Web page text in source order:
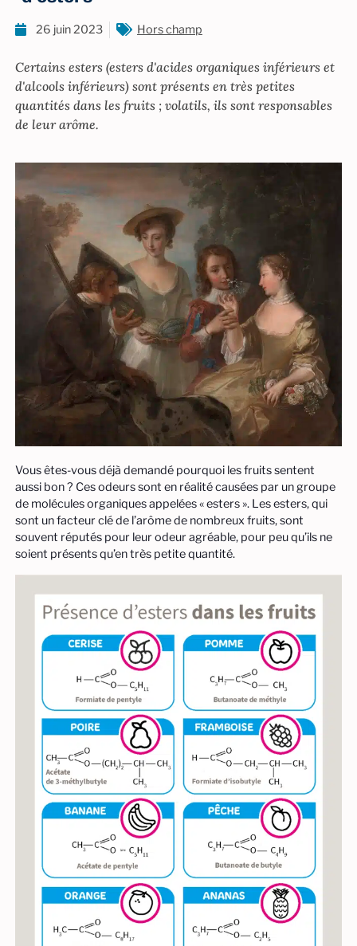
26 juin 2023 Hors champ
Certains esters (esters d'acides organiques inférieurs et
d'alcools inférieurs) sont présents en très petites
quantités dans les fruits ; volatils, ils sont responsables
de leur arôme.
Vous êtes-vous déjà demandé pourquoi les fruits sentent
aussi bon ? Ces odeurs sont en réalité causées par un groupe
de molécules organiques appelées « esters ». Les esters, qui
sont un facteur clé de l’arôme de nombreux fruits, sont
souvent réputés pour leur odeur agréable, pour peu qu’ils ne
soient présents qu’en très petite quantité.